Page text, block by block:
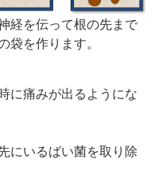
経を伝って根の先まで
袋を作ります。
に痛みが出るようにな
にいるばい菌を取り除